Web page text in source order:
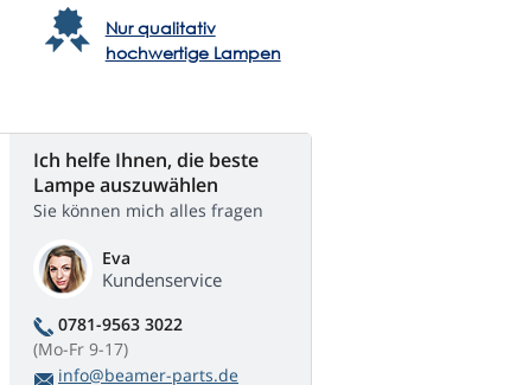
Nur qualitativ
hochwertige Lampen
Ich helfe Ihnen, die beste
Lampe auszuwählen
Sie können mich alles fragen
Eva
Kundenservice
0781-9563 3022
(Mo-Fr 9-17)
info@beamer-parts.de